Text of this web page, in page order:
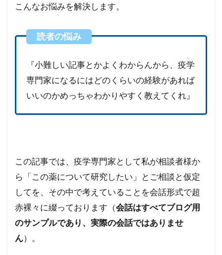
こんなお悩みを解決します。
『小難しい記事とかよくわからんから、疫学
専門家になるにはどのくらいの経験があれば
いいのかめっちゃわかりやすく教えてくれ』
この記事では、疫学専門家として私が相談者様か
ら「この薬について研究したい」とご相談と仮定
してを、その中で考えていることを会話形式で超
赤裸々に綴っております（会話はすべてブログ用
のサンプルであり、実際の会話ではありませ
ん）。